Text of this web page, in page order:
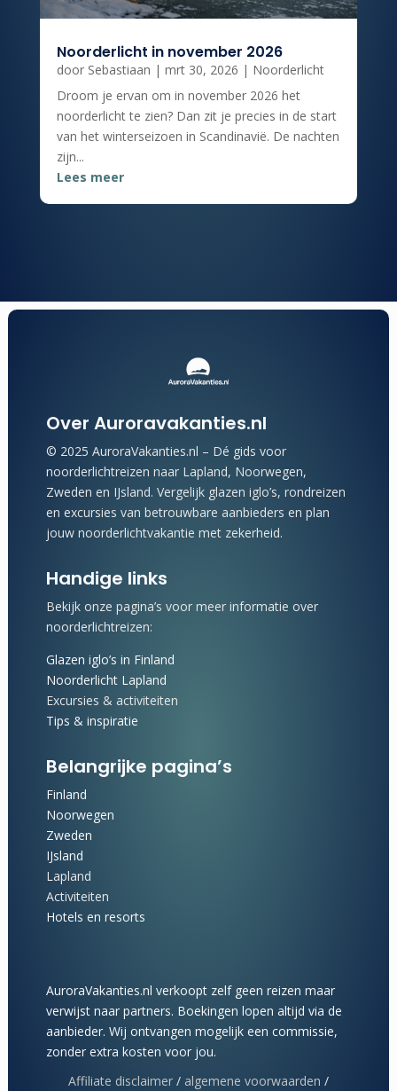
Noorderlicht in november 2026
door Sebastiaan | mrt 30, 2026 | Noorderlicht
Droom je ervan om in november 2026 het
noorderlicht te zien? Dan zit je precies in de start
van het winterseizoen in Scandinavië. De nachten
zijn...
Lees meer
Over Auroravakanties.nl
© 2025 AuroraVakanties.nl – Dé gids voor
noorderlichtreizen naar Lapland, Noorwegen,
Zweden en IJsland. Vergelijk glazen iglo’s, rondreizen
en excursies van betrouwbare aanbieders en plan
jouw noorderlichtvakantie met zekerheid.
Handige links
Bekijk onze pagina’s voor meer informatie over
noorderlichtreizen:
Glazen iglo’s in Finland
Noorderlicht Lapland
Excursies & activiteiten
Tips & inspiratie
Belangrijke pagina’s
Finland
Noorwegen
Zweden
IJsland
Lapland
Activiteiten
Hotels en resorts
AuroraVakanties.nl verkoopt zelf geen reizen maar
verwijst naar partners. Boekingen lopen altijd via de
aanbieder. Wij ontvangen mogelijk een commissie,
zonder extra kosten voor jou.
Affiliate disclaimer / algemene voorwaarden /